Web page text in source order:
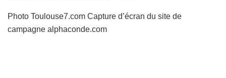
Photo Toulouse7.com Capture d’écran du site de
campagne alphaconde.com